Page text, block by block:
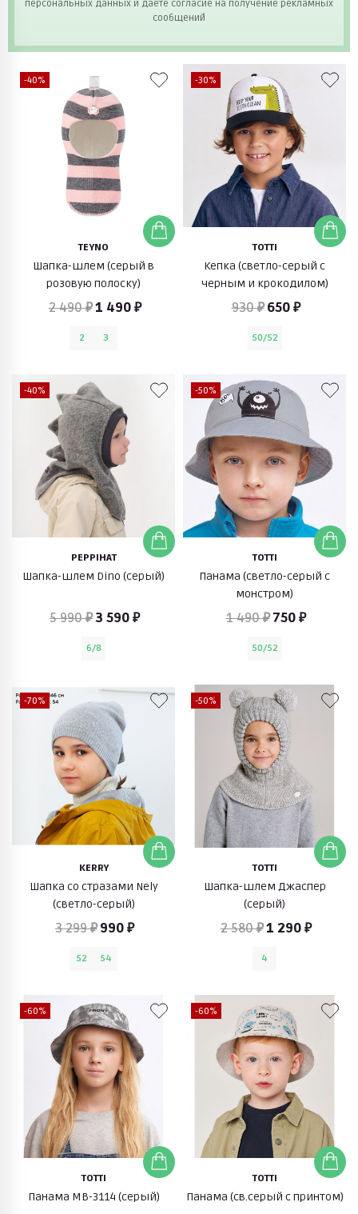
персональных данных и даете согласие на получение рекламных
сообщений
-40%
TEYNO
Шапка-шлем (серый в
розовую полоску)
2 490 ₽1 490 ₽
2 3
-30%
TOTTI
Кепка (светло-серый с
черным и крокодилом)
930 ₽ 650 ₽
50/52
-40%
PEPPIHAT
Шапка-шлем Dino (серый)
5 990 ₽3 590 ₽
6/8
-50%
TOTTI
Панама (светло-серый с
монстром)
1 490 ₽ 750 ₽
50/52
-70%
KERRY
Шапка со стразами Nely
(светло-серый)
3 299 ₽ 990 ₽
52 54
-50%
TOTTI
Шапка-шлем Джаспер
(серый)
2 580 ₽1 290 ₽
4
-60%
TOTTI
Панама МВ-3114 (серый)
-60%
TOTTI
Панама (св.серый с принтом)